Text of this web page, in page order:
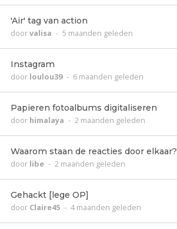
'Air' tag van action
doorvalisa - 5 maanden geleden
Instagram
door loulou39 - 6 maanden geleden
Papieren fotoalbums digitaliseren
door himalaya - 2 maanden geleden
Waarom staan de reacties door elkaar?
door libe - 2 maanden geleden
Gehackt [lege OP]
door Claire45 - 4 maanden geleden